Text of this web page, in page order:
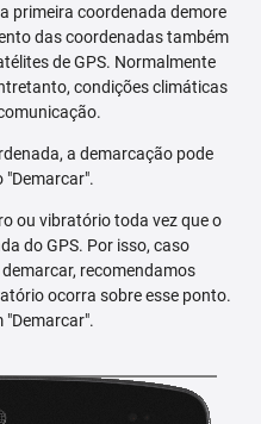
primeira coordenada demore
das coordenadas também
de GPS. Normalmente
condições climáticas
a demarcação pode
"Demarcar".
ou vibratório toda vez que o
do GPS. Por isso, caso
recomendamos
ocorra sobre esse ponto.
"Demarcar".